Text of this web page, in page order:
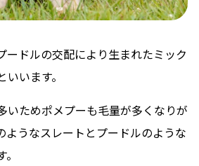
ードルの交配により生まれたミック
います。
いためポメプーも毛量が多くなりが
ようなスレートとプードルのような